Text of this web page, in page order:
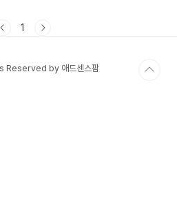
표 ..
1
by 애드센스팜